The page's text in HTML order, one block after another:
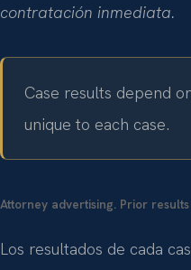
contratación inmediata.
Case results depend
unique to each case.
Attorney advertising. Prior
Los resultados de cada